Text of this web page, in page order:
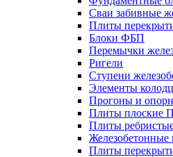
Сваи забивные
Плиты
Блоки ФБП
Перемычки
Ригели
Ступени
Элементы
Прогоны и
Плиты плоские
Плиты
Железобетонные
Плиты